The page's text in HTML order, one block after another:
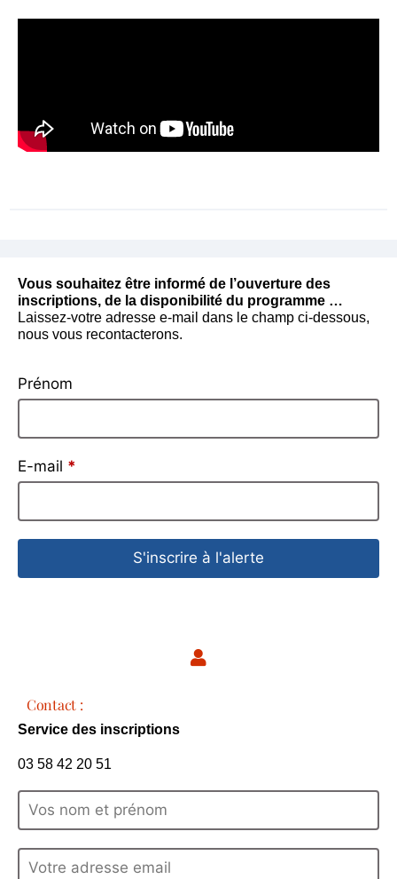
Contact :
Service des inscriptions
03 58 42 20 51
Vous souhaitez être informé de l’ouverture des
inscriptions, de la disponibilité du programme …
Laissez-votre adresse e-mail dans le champ ci-dessous,
nous vous recontacterons.
Prénom
E-mail *
S'inscrire à l'alerte